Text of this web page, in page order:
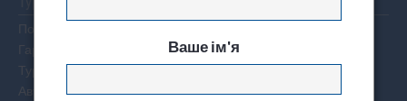
Пошук туру
Гарячі тури по світу
Тури на двох
Автобусні тури
Ваше ім'я